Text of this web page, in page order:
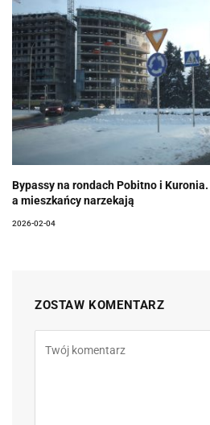
Bypassy na rondach Pobitno i
a mieszkańcy narzekają
2026-02-04
ZOSTAW KOMENTARZ